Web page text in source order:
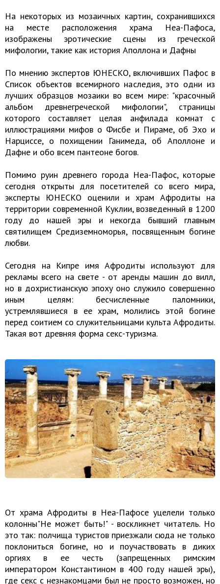
На некоторых из мозаичных картин, сохранившихся
на месте расположения храма Неа-Пафоса,
изображены эротические сцены из греческой
мифологии, такие как история Аполлона и Дафны
По мнению экспертов ЮНЕСКО, включивших Пафос в
Список объектов всемирного наследия, это одни из
лучших образцов мозаики во всем мире: "красочный
альбом древнегреческой мифологии", страницы
которого составляет целая анфилада комнат с
иллюстрациями мифов о Фисбе и Пираме, об Эхо и
Нарциссе, о похищении Ганимеда, об Аполлоне и
Дафне и обо всем пантеоне богов.
Помимо руин древнего города Неа-Пафос, которые
сегодня открыты для посетителей со всего мира,
эксперты ЮНЕСКО оценили и храм Афродиты на
территории современной Куклии, возведенный в 1200
году до нашей эры и некогда бывший главным
святилищем Средиземноморья, посвященным богине
любви.
Сегодня на Кипре имя Афродиты используют для
рекламы всего на свете - от аренды машин до вилл,
но в дохристианскую эпоху оно служило совершенно
иным целям: бесчисленные паломники,
устремлявшиеся в ее храм, молились этой богине
перед соитием со служительницами культа Афродиты.
Такая вот древняя форма секс-туризма.
От храма Афродиты в Неа-Пафосе уцелели только
колонны"Не может быть!" - воскликнет читатель. Но
это так: полчища туристов приезжали сюда не только
поклониться богине, но и поучаствовать в диких
оргиях в ее честь (запрещенных римским
императором Константином в 400 году нашей эры),
где секс с незнакомцами был не просто возможен, но